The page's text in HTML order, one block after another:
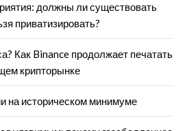
должны ли существовать
приватизировать?
Как Binance продолжает печатать
крипторынке
на историческом минимуме